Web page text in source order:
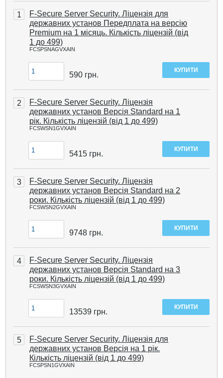
1
F-Secure Server Security. Ліцензія для
державних установ Передплата на версію
Premium на 1 місяць. Кількість ліцензій (від
1 до 499)
FCSPSNAGVXAIN
590 грн.
2
F-Secure Server Security. Ліцензія
державних установ Версія Standard на 1
рік. Кількість ліцензій (від 1 до 499)
FCSWSN1GVXAIN
5415 грн.
3
F-Secure Server Security. Ліцензія
державних установ Версія Standard на 2
роки. Кількість ліцензій (від 1 до 499)
FCSWSN2GVXAIN
9748 грн.
4
F-Secure Server Security. Ліцензія
державних установ Версія Standard на 3
роки. Кількість ліцензій (від 1 до 499)
FCSWSN3GVXAIN
13539 грн.
5
F-Secure Server Security. Ліцензія для
державних установ Версія на 1 рік.
Кількість ліцензій (від 1 до 499)
FCSPSN1GVXAIN